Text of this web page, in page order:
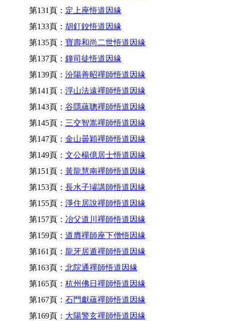
第131頁： 定上座悟道因緣
第133頁： 胡釘鉸悟道因緣
第135頁： 寶壽和尚二世悟道因緣
第137頁： 鐘司徒悟道因緣
第139頁： 汾陽善昭禪師悟道因緣
第141頁： 浮山法遠禪師悟道因緣
第143頁： 谷隱蘊聰禪師悟道因緣
第145頁： 三交智嵩禪師悟道因緣
第147頁： 金山曇穎禪師悟道因緣
第149頁： 文公楊億居士悟道因緣
第151頁： 黃龍慧南禪師悟道因緣
第153頁： 長水子璿講師悟道因緣
第155頁： 淨住居說禪師悟道因緣
第157頁： 冶父道川禪師悟道因緣
第159頁： 道膺禪師座下僧悟因緣
第161頁： 龍牙居遁禪師悟道因緣
第163頁： 北院通禪師悟道因緣
第165頁： 杭州佛日禪師悟道因緣
第167頁： 石門獻蘊禪師悟道因緣
第169頁： 大陽警玄禪師悟道因緣